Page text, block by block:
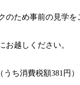
ため事前の見学を
越しください。
ち消費税額381円）